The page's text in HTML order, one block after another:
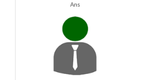
Ans